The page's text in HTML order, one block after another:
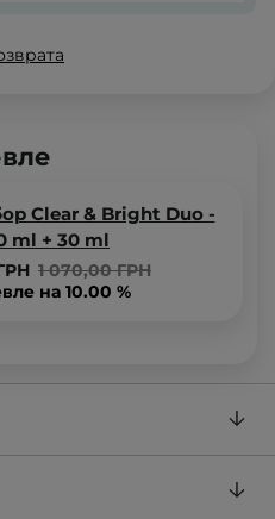
Clear & Bright Duo -
ml + 30 ml
1 070,00 ГРН
на 10.00 %